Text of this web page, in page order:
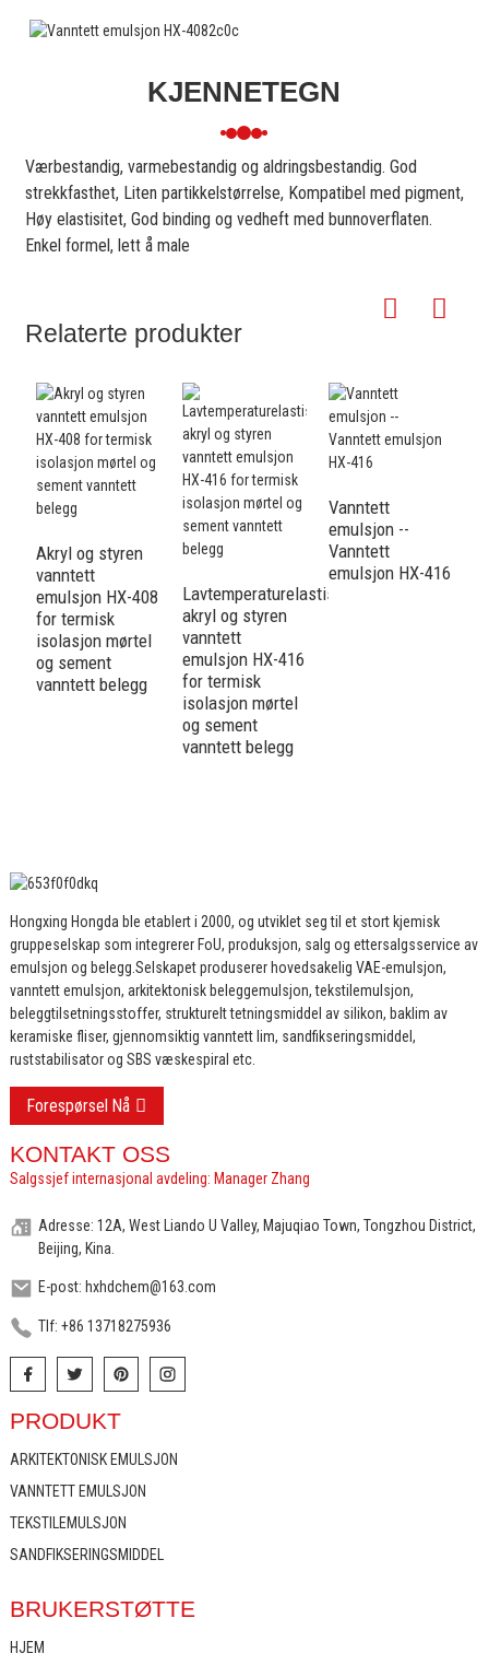
KJENNETEGN
Værbestandig, varmebestandig og aldringsbestandig. God
strekkfasthet, Liten partikkelstørrelse, Kompatibel med pigment,
Høy elastisitet, God binding og vedheft med bunnoverflaten.
Enkel formel, lett å male
Relaterte produkter
Akryl og styren
vanntett
emulsjon HX-408
for termisk
isolasjon mørtel
og sement
vanntett belegg
Lavtemperaturelastisk
akryl og styren
vanntett
emulsjon HX-416
for termisk
isolasjon mørtel
og sement
vanntett belegg
Vanntett
emulsjon --
Vanntett
emulsjon HX-416
Hongxing Hongda ble etablert i 2000, og utviklet seg til et stort kjemisk
gruppeselskap som integrerer FoU, produksjon, salg og ettersalgsservice av
emulsjon og belegg. Selskapet produserer hovedsakelig VAE-emulsjon,
vanntett emulsjon, arkitektonisk beleggemulsjon, tekstilemulsjon,
beleggtilsetningsstoffer, strukturelt tetningsmiddel av silikon, baklim av
keramiske fliser, gjennomsiktig vanntett lim, sandfikseringsmiddel,
ruststabilisator og SBS væskespiral etc.
Forespørsel Nå
KONTAKT OSS
Salgssjef internasjonal avdeling: Manager Zhang
Adresse: 12A, West Liando U Valley, Majuqiao Town, Tongzhou District,
Beijing, Kina.
E-post: hxhdchem@163.com
Tlf: +86 13718275936
PRODUKT
ARKITEKTONISK EMULSJON
VANNTETT EMULSJON
TEKSTILEMULSJON
SANDFIKSERINGSMIDDEL
BRUKERSTØTTE
HJEM